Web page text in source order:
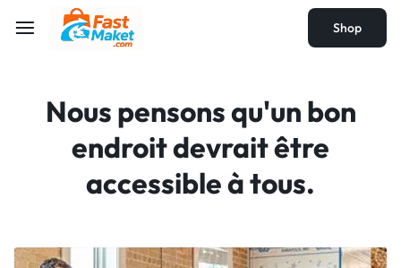
Shop
Nous pensons qu'un bon
endroit devrait être
accessible à tous.